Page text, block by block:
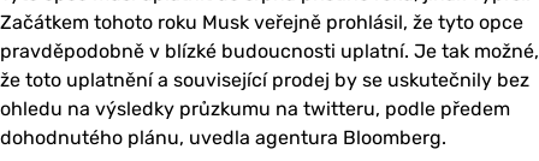
Začátkem tohoto roku Musk veřejně prohlásil, že tyto opce
pravděpodobně v blízké budoucnosti uplatní. Je tak možné,
že toto uplatnění a související prodej by se uskutečnily bez
ohledu na výsledky průzkumu na twitteru, podle předem
dohodnutého plánu, uvedla agentura Bloomberg.